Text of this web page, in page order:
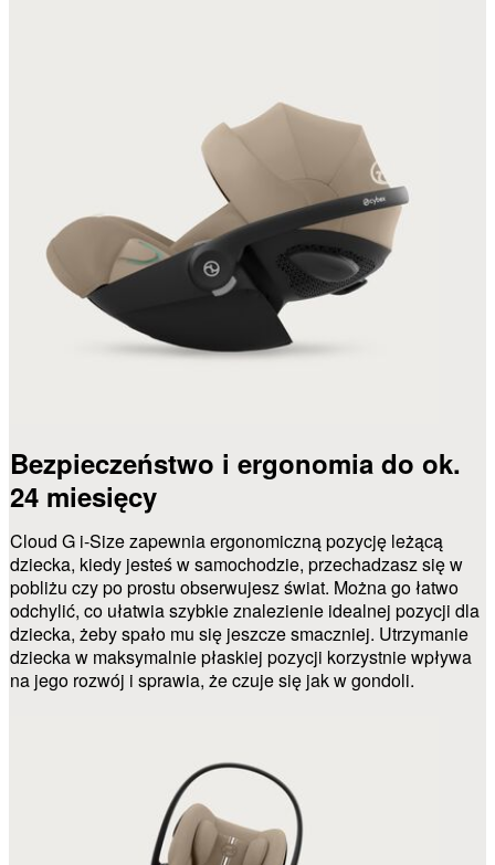
Bezpieczeństwo i ergonomia do ok.
24 miesięcy
Cloud G i-Size zapewnia ergonomiczną pozycję leżącą
dziecka, kiedy jesteś w samochodzie, przechadzasz się w
pobliżu czy po prostu obserwujesz świat. Można go łatwo
odchylić, co ułatwia szybkie znalezienie idealnej pozycji dla
dziecka, żeby spało mu się jeszcze smaczniej. Utrzymanie
dziecka w maksymalnie płaskiej pozycji korzystnie wpływa
na jego rozwój i sprawia, że czuje się jak w gondoli.